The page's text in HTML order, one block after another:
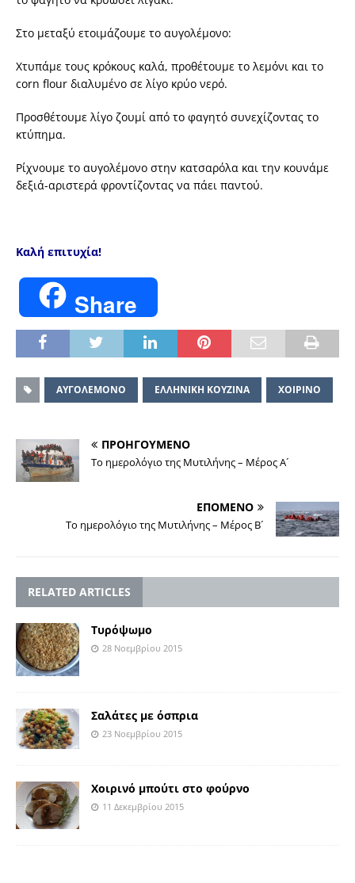
Στο μεταξύ ετοιμάζουμε το αυγολέμονο:
Χτυπάμε τους κρόκους καλά, προθέτουμε το λεμόνι και το
corn flour διαλυμένο σε λίγο κρύο νερό.
Προσθέτουμε λίγο ζουμί από το φαγητό συνεχίζοντας το
κτύπημα.
Ρίχνουμε το αυγολέμονο στην κατσαρόλα και την κουνάμε
δεξιά-αριστερά φροντίζοντας να πάει παντού.
Καλή επιτυχία!
Share
ΑΥΓΟΛΕΜΟΝΟ ΕΛΛΗΝΙΚΗ ΚΟΥΖΙΝΑ ΧΟΙΡΙΝΟ
ΠΡΟΗΓΟΥΜΕΝΟ
Το ημερολόγιο της Μυτιλήνης – Μέρος Α´
ΕΠΟΜΕΝΟ
Το ημερολόγιο της Μυτιλήνης – Μέρος Β´
RELATED ARTICLES
Τυρόψωμο
28 Νοεμβρίου 2015
Σαλάτες με όσπρια
23 Νοεμβρίου 2015
Χοιρινό μπούτι στο φούρνο
11 Δεκεμβρίου 2015